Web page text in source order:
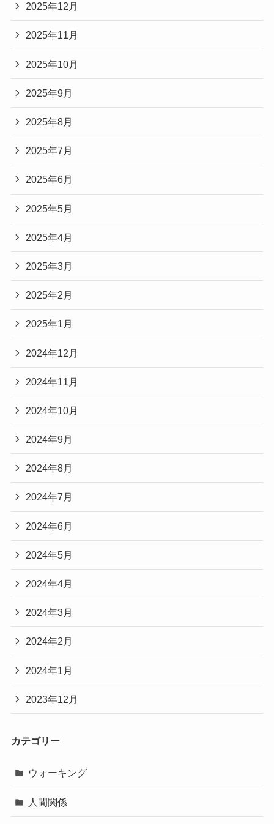
2025年12月
2025年11月
2025年10月
2025年9月
2025年8月
2025年7月
2025年6月
2025年5月
2025年4月
2025年3月
2025年2月
2025年1月
2024年12月
2024年11月
2024年10月
2024年9月
2024年8月
2024年7月
2024年6月
2024年5月
2024年4月
2024年3月
2024年2月
2024年1月
2023年12月
カテゴリー
ウォーキング
人間関係